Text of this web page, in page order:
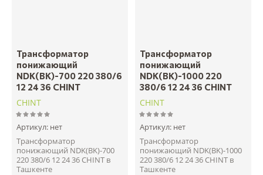
Трансформатор
понижающий
NDK(BK)-700 220 380/6
12 24 36 CHINT
CHINT
Артикул: нет
Трансформатор
понижающий NDK(BK)-700
220 380/6 12 24 36 CHINT в
Ташкенте
Трансформатор
понижающий
NDK(BK)-1000 220
380/6 12 24 36 CHINT
CHINT
Артикул: нет
Трансформатор
понижающий NDK(BK)-1000
220 380/6 12 24 36 CHINT в
Ташкенте